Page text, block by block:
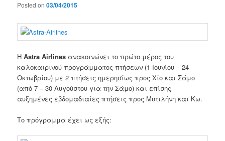
Posted on03/04/2015
ΗAstra Airlines ανακοινώνει το πρώτο μέρος του
καλοκαιρινού προγράμματος πτήσεων (1 Ιουνίου – 24
Οκτωβρίου) με 2 πτήσεις ημερησίως προς Χίο και Σάμο
(από 7 – 30 Αυγούστου για την Σάμο) και επίσης
αυξημένες εβδομαδιαίες πτήσεις προς Μυτιλήνη και Κω.
Το πρόγραμμα έχει ως εξής: